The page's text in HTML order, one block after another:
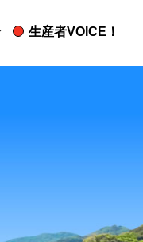
生産者VOICE！